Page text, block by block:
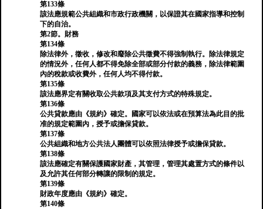
第133條
該法應規範公共組織和市政行政機關，以保證其在國家指導和控制
下的自治。
第2節。財務
第134條
除法律外，徵收，修改和廢除公共徵費不得強制執行。除法律規定
的情況外，任何人都不得免除全部或部分付款的義務，除法律範圍
內的稅款或收費外，任何人均不得付款。
第135條
該法應界定有關收取公共款項及其支付方式的特殊規定。
第136條
公共貸款應由《規約》確定。國家可以依法或在預算法為此目的批
准的規定範圍內，授予或擔保貸款。
第137條
公共組織和地方公共法人團體可以依照法律授予或擔保貸款。
第138條
該法應確定有關保護國家財產，其管理，管理其處置方式的條件以
及允許其任何部分轉讓的限制的規定。
第139條
財政年度應由《規約》確定。
第140條